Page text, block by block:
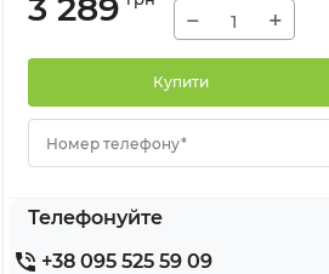
− +
Купити
Номер телефону*
Телефонуйте
+38 095 525 59 09